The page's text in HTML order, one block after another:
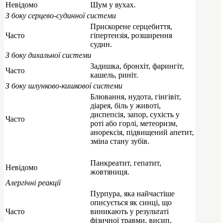
Невідомо
Шум у вухах.
З боку серцево-судинної системи
Часто
Прискорене серцебиття,
гіпертензія, розширення
судин.
З боку дихальної системи
Часто
Задишка, бронхіт, фарингіт,
кашель, риніт.
З боку шлунково-кишкової системи
Часто
Блювання, нудота, гінгівіт,
діарея, біль у животі,
диспепсія, запор, сухість у
роті або горлі, метеоризм,
анорексія, підвищений апетит,
зміна стану зубів.
Невідомо
Панкреатит, гепатит,
жовтяниця.
Алергічні реакції
Часто
Пурпура, яка найчастіше
описується як синці, що
виникають у результаті
фізичної травми, висип,